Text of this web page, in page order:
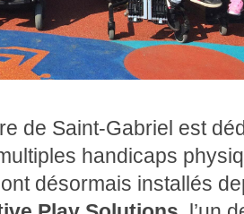
de Saint-Gabriel est
handicaps
désormais installés